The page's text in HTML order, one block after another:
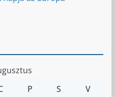
P S V